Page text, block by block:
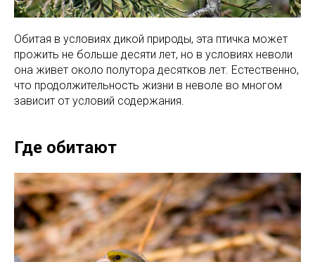
Обитая в условиях дикой природы, эта птичка может
прожить не больше десяти лет, но в условиях неволи
она живет около полутора десятков лет. Естественно,
что продолжительность жизни в неволе во многом
зависит от условий содержания.
Где обитают